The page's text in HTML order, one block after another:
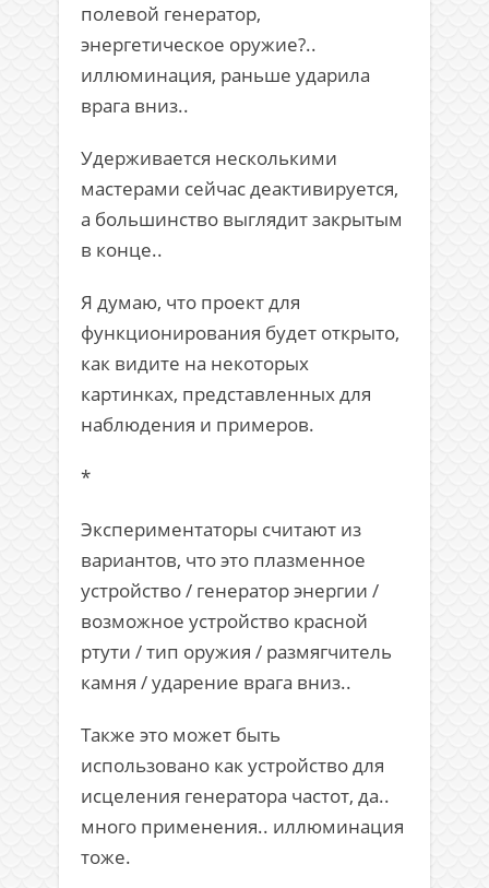
полевой генератор,
энергетическое оружие?..
иллюминация, раньше ударила
врага вниз..
Удерживается несколькими
мастерами сейчас деактивируется,
а большинство выглядит закрытым
в конце..
Я думаю, что проект для
функционирования будет открыто,
как видите на некоторых
картинках, представленных для
наблюдения и примеров.
*
Экспериментаторы считают из
вариантов, что это плазменное
устройство / генератор энергии /
возможное устройство красной
ртути / тип оружия / размягчитель
камня / ударение врага вниз..
Также это может быть
использовано как устройство для
исцеления генератора частот, да..
много применения.. иллюминация
тоже.